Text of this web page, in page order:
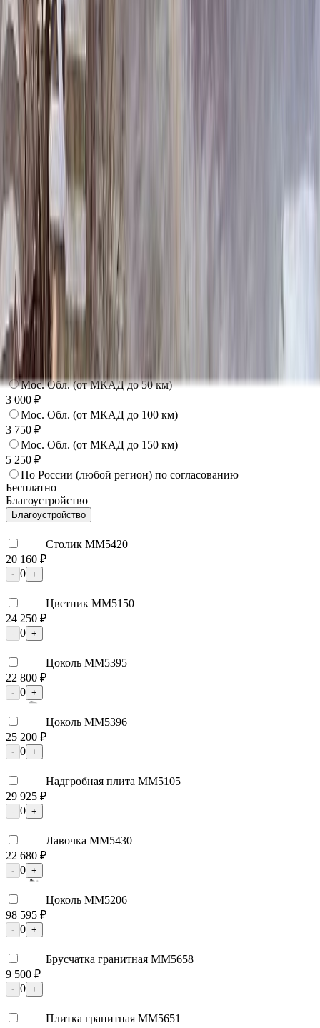
Материалы
Материалы
Размер цоколя
Размер цоколя
220 670 ₽
200x200
239 910 ₽
200x300
336 110 ₽
Установка
Установка
Без установки
Бесплатно
Стандартная
Доставка
Доставка
Самовывоз
Москва
2 250 ₽
Мос. Обл. (от МКАД до 50 км)
3 000 ₽
Мос. Обл. (от МКАД до 100 км)
3 750 ₽
Мос. Обл. (от МКАД до 150 км)
5 250 ₽
По России (любой регион) по согласованию
Бесплатно
Благоустройство
Благоустройство
Столик ММ5420
20 160 ₽
- 0 +
Цветник ММ5150
24 250 ₽
- 0 +
Цоколь ММ5395
22 800 ₽
- 0 +
Цоколь ММ5396
25 200 ₽
- 0 +
Надгробная плита ММ5105
29 925 ₽
- 0 +
Лавочка ММ5430
22 680 ₽
- 0 +
Цоколь ММ5206
98 595 ₽
- 0 +
Брусчатка гранитная ММ5658
9 500 ₽
- 0 +
Плитка гранитная ММ5651